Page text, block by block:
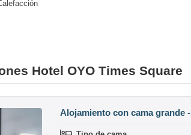
Hotel OYO Times Square
Alojamiento con cama grande